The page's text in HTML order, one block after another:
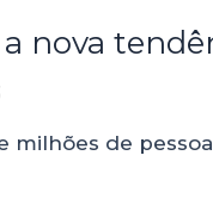
nova
milhões de